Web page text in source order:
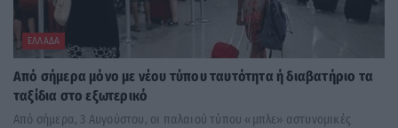
ΕΛΛΆΔΑ
Από σήμερα μόνο με νέου τύπου ταυτότητα ή διαβατήριο τα
ταξίδια στο εξωτερικό
Από σήμερα, 3 Αυγούστου, οι παλαιού τύπου «μπλε» αστυνομικές